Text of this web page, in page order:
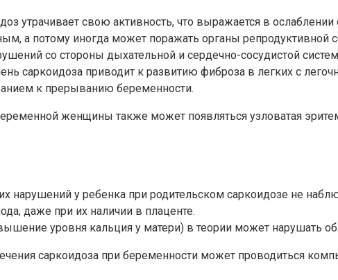
утрачивает свою активность, что выражается в
а потому иногда может поражать органы
со стороны дыхательной и сердечно-сосудистой
саркоидоза приводит к развитию фиброза в легких с
к прерыванию беременности.
женщины также может появляться узловатая
нарушений у ребенка при родительском саркоидозе не
даже при их наличии в плаценте.
уровня кальция у матери) в теории может нарушать
саркоидоза при беременности может проводиться